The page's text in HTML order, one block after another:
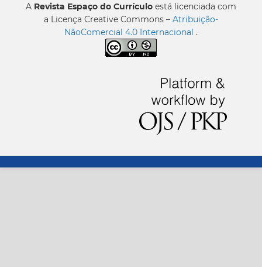
A Revista Espaço do Currículo está licenciada com
a Licença Creative Commons – Atribuição-
NãoComercial 4.0 Internacional .